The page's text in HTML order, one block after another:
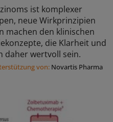
ist komplexer
neue Wirkprinzipien
machen den klinischen
die Klarheit und
daher wertvoll sein.
von: Novartis Pharma